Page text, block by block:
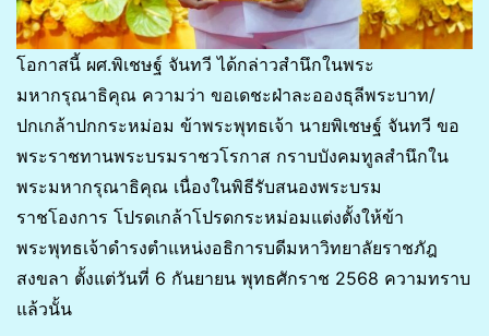
โอกาสนี้ ผศ.พิเชษฐ์ จันทวี ได้กล่าวสำนึกในพระ
มหากรุณาธิคุณ ความว่า ขอเดชะฝ่าละอองธุลีพระบาท/
ปกเกล้าปกกระหม่อม ข้าพระพุทธเจ้า นายพิเชษฐ์ จันทวี ขอ
พระราชทานพระบรมราชวโรกาส กราบบังคมทูลสำนึกใน
พระมหากรุณาธิคุณ เนื่องในพิธีรับสนองพระบรม
ราชโองการ โปรดเกล้าโปรดกระหม่อมแต่งตั้งให้ข้า
พระพุทธเจ้าดำรงตำแหน่งอธิการบดีมหาวิทยาลัยราชภัฎ
สงขลา ตั้งแต่วันที่ 6 กันยายน พุทธศักราช 2568 ความทราบ
แล้วนั้น